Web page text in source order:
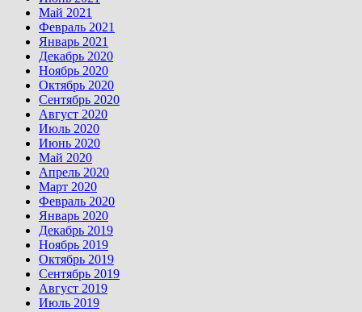
Май 2021
Февраль 2021
Январь 2021
Декабрь 2020
Ноябрь 2020
Октябрь 2020
Сентябрь 2020
Август 2020
Июль 2020
Июнь 2020
Май 2020
Апрель 2020
Март 2020
Февраль 2020
Январь 2020
Декабрь 2019
Ноябрь 2019
Октябрь 2019
Сентябрь 2019
Август 2019
Июль 2019